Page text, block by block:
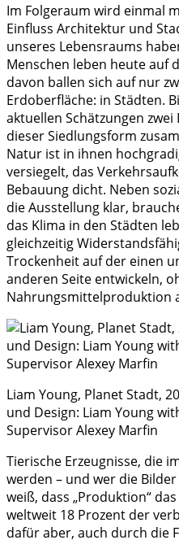
Im Folgeraum wird einmal
Einfluss Architektur und
unseres Lebensraums
Menschen leben heute auf
davon ballen sich auf nur
Erdoberfläche: in Städten.
aktuellen Schätzungen
dieser Siedlungsform
Natur ist in ihnen
versiegelt, das
Bebauung dicht. Neben
die Ausstellung klar,
das Klima in den Städten
gleichzeitig
Trockenheit auf der einen
anderen Seite entwickeln,
Nahrungsmittelproduktion
Liam Young, Planet Stadt,
und Design: Liam Young
Supervisor Alexey Marfin
Tierische Erzeugnisse, die
werden – und wer die
weiß, dass „Produktion“
weltweit 18 Prozent der
dafür aber, auch durch